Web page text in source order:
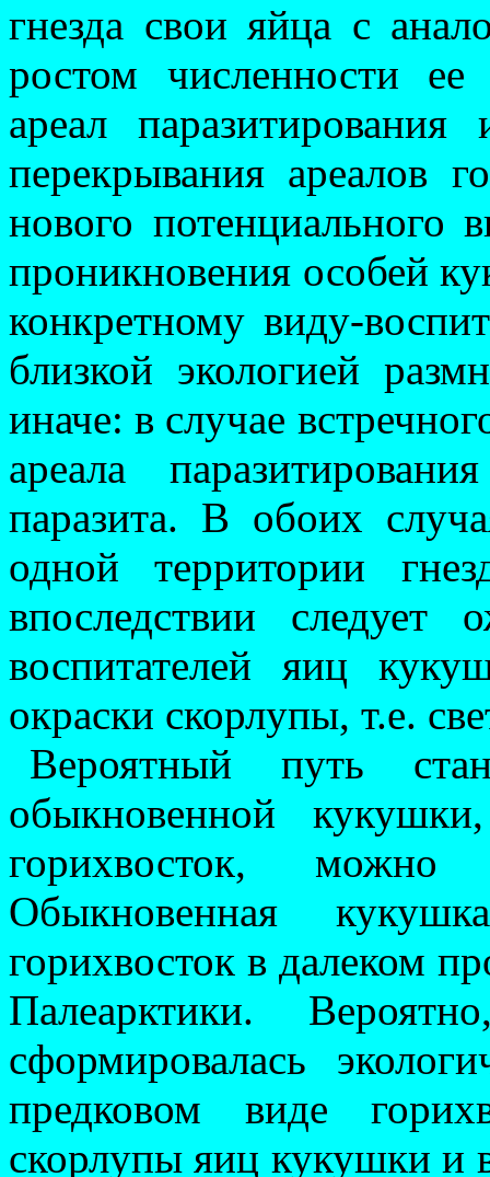
гнезда свои яйца с
ростом чис­ленности
ареал
перекрывания ареалов
нового потенциального
проникновения особей
конкретному виду-
близкой эко­логией
ина­че: в случае
ареала
паразита. В обоих
одной территории
впоследствии сле­дует
воспи­тателей яиц
окраски скорлупы, т.е.
Вероятный путь
обыкновенной
горихвосток, можно
Обыкновенная
горихвосток в далеком
Палеарктики.
сформировалась
предковом виде
скорлупы яиц кукушки и